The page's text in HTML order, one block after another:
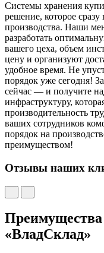
Системы хранения
решение, которое
производства. Наши
разработать
вашего цеха, объем
цену и организуют
удобное время. Не
порядок уже сегодня!
сейчас — и получите
инфраструктуру,
производительность
ваших сотрудников
порядок на
преимуществом!
Отзывы наших
Преимущества
«ВладСклад»